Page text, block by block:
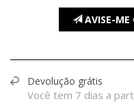
AVISE-ME
Devolução grátis
Você tem 7 dias a